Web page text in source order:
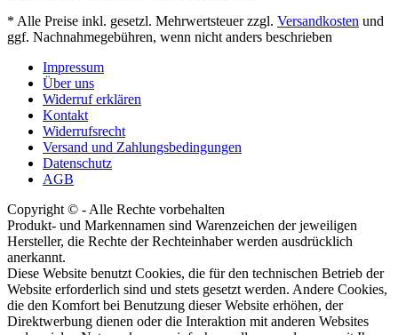
* Alle Preise inkl. gesetzl. Mehrwertsteuer zzgl. Versandkosten und
ggf. Nachnahmegebühren, wenn nicht anders beschrieben
Impressum
Über uns
Widerruf erklären
Kontakt
Widerrufsrecht
Versand und Zahlungsbedingungen
Datenschutz
AGB
Copyright © - Alle Rechte vorbehalten
Produkt- und Markennamen sind Warenzeichen der jeweiligen
Hersteller, die Rechte der Rechteinhaber werden ausdrücklich
anerkannt.
Diese Website benutzt Cookies, die für den technischen Betrieb der
Website erforderlich sind und stets gesetzt werden. Andere Cookies,
die den Komfort bei Benutzung dieser Website erhöhen, der
Direktwerbung dienen oder die Interaktion mit anderen Websites